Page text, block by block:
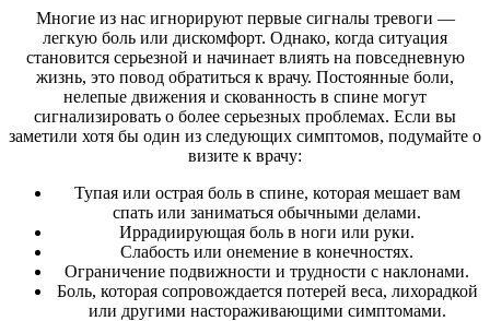
Многие из нас игнорируют первые сигналы тревоги —
легкую боль или дискомфорт. Однако, когда ситуация
становится серьезной и начинает влиять на повседневную
жизнь, это повод обратиться к врачу. Постоянные боли,
нелепые движения и скованность в спине могут
сигнализировать о более серьезных проблемах. Если вы
заметили хотя бы один из следующих симптомов, подумайте о
визите к врачу:
Тупая или острая боль в спине, которая мешает вам
спать или заниматься обычными делами.
Иррадиирующая боль в ноги или руки.
Слабость или онемение в конечностях.
Ограничение подвижности и трудности с наклонами.
Боль, которая сопровождается потерей веса, лихорадкой
или другими настораживающими симптомами.